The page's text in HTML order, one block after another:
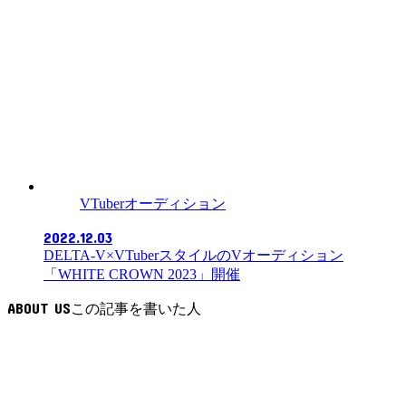
VTuberオーディション
2022.12.03
DELTA-V×VTuberスタイルのVオーディション
「WHITE CROWN 2023」開催
ABOUT US